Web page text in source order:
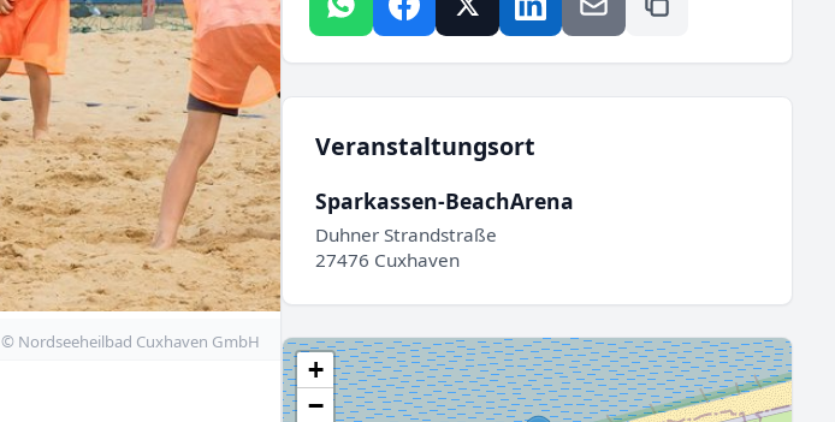
© Nordseeheilbad Cuxhaven GmbH
Veranstaltungsort
Sparkassen-BeachArena
Duhner Strandstraße
27476 Cuxhaven
+
−